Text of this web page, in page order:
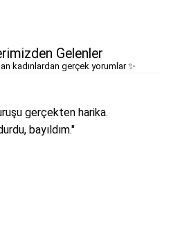
Gelenler
kadınlardan gerçek yorumlar ✨
gerçekten harika.
bayıldım."